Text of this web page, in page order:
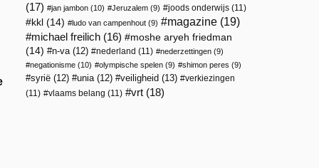
(17)
jan jambon (10) Jeruzalem (9) joods onderwijs (11)
kkl (14) ludo van campenhout (9) magazine (19)
michael freilich (16)
moshe aryeh friedman
(14)
n-va(12) nederland (11) nederzettingen (9)
negationisme (10) olympische spelen (9) shimon peres (9)
syrië (12) unia(12) veiligheid (13)
verkiezingen
(11)
vlaams belang (11) vrt (18)